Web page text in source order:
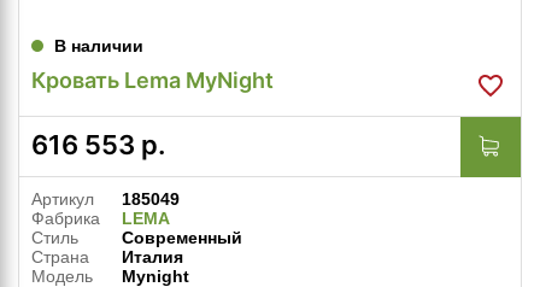
В наличии
Кровать Lema MyNight
616 553 р.
Артикул
185049
Фабрика
LEMA
Стиль
Современный
Страна
Италия
Модель
Mynight